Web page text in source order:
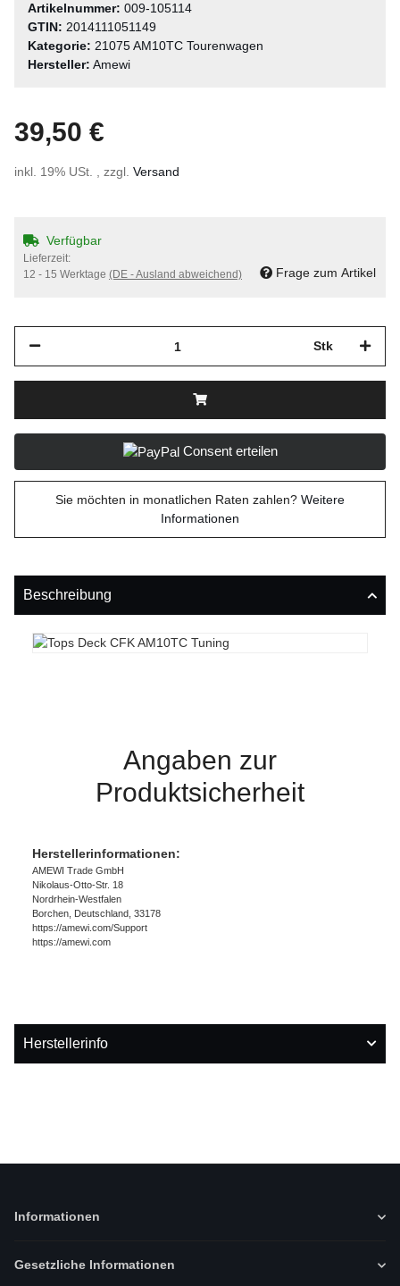
Artikelnummer: 009-105114
GTIN: 2014111051149
Kategorie: 21075 AM10TC Tourenwagen
Hersteller: Amewi
39,50 €
inkl. 19% USt. , zzgl. Versand
Verfügbar
Lieferzeit:
12 - 15 Werktage (DE - Ausland abweichend) Frage zum Artikel
Stk
Consent erteilen
Sie möchten in monatlichen Raten zahlen? Weitere
Informationen
Beschreibung
Angaben zur
Produktsicherheit
Herstellerinformationen:
AMEWI Trade GmbH
Nikolaus-Otto-Str. 18
Nordrhein-Westfalen
Borchen, Deutschland, 33178
https://amewi.com/Support
https://amewi.com
Herstellerinfo
Informationen
Gesetzliche Informationen